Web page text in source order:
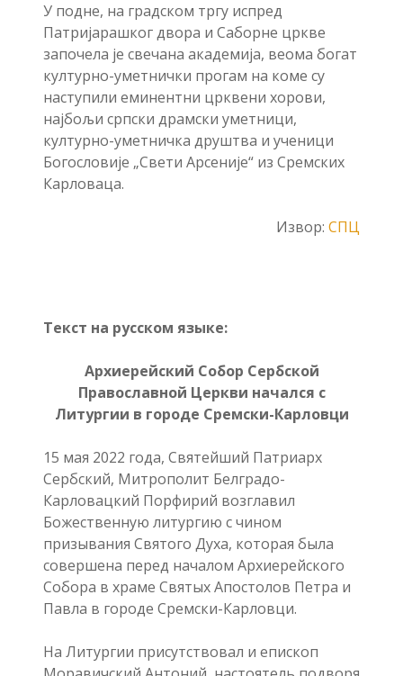
У подне, на градском тргу испред
Патријарашког двора и Саборне цркве
започела је свечана академија, веома богат
културно-уметнички прогам на коме су
наступили еминентни црквени хорови,
најбољи српски драмски уметници,
културно-уметничка друштва и ученици
Богословије „Свети Арсеније“ из Сремских
Карловаца.
Извор: СПЦ
Текст на русском языке:
Архиерейский Собор Сербской
Православной Церкви начался с
Литургии в городе Сремски-Карловци
15 мая 2022 года, Святейший Патриарх
Сербский, Митрополит Белградо-
Карловацкий Порфирий возглавил
Божественную литургию с чином
призывания Святого Духа, которая была
совершена перед началом Архиерейского
Собора в храме Святых Апостолов Петра и
Павла в городе Сремски-Карловци.
На Литургии присутствовал и епископ